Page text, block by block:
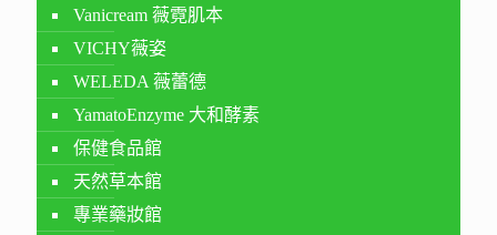
Vanicream 薇霓肌本
VICHY薇姿
WELEDA 薇蕾德
YamatoEnzyme 大和酵素
保健食品館
天然草本館
專業藥妝館